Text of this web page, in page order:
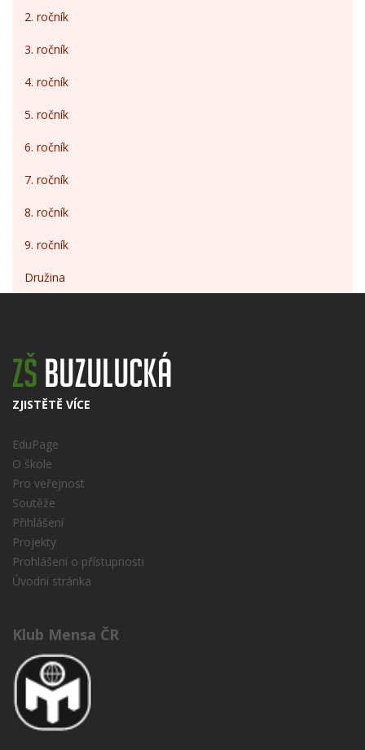
2. ročník
3. ročník
4. ročník
5. ročník
6. ročník
7. ročník
8. ročník
9. ročník
Družina
ZJISTĚTĚ VÍCE
EduPage
O škole
Pro veřejnost
Soutěže
Přihlášení
Projekty
Prohlášení o přístupnosti
Úvodní stránka
Klub Mensa ČR